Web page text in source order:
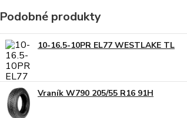
Podobné produkty
10-16.5-10PR EL77 WESTLAKE TL
Vraník W790 205/55 R16 91H